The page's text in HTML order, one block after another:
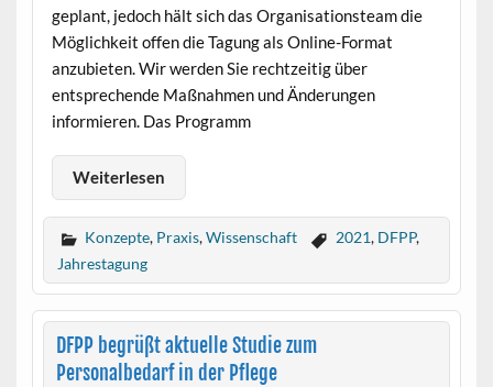
geplant, jedoch hält sich das Organisationsteam die
Möglichkeit offen die Tagung als Online-Format
anzubieten. Wir werden Sie rechtzeitig über
entsprechende Maßnahmen und Änderungen
informieren. Das Programm
Weiterlesen
Konzepte, Praxis,Wissenschaft 2021, DFPP,
Jahrestagung
DFPP begrüßt aktuelle Studie zum
Personalbedarf in der Pflege